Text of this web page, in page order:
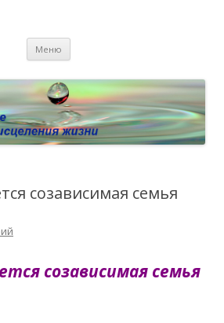
Елены Барымовой
и ренкарнационике. Услуги.
Меню
созависимая семья
созависимая семья